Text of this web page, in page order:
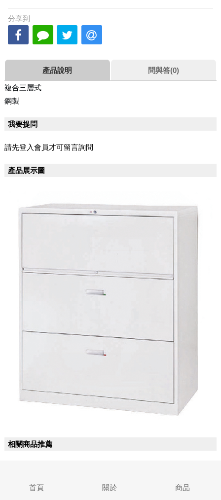
分享到
產品說明 問與答(0)
複合三層式
鋼製
我要提問
請先登入會員才可留言詢問
產品展示圖
相關商品推薦
首頁 關於 商品